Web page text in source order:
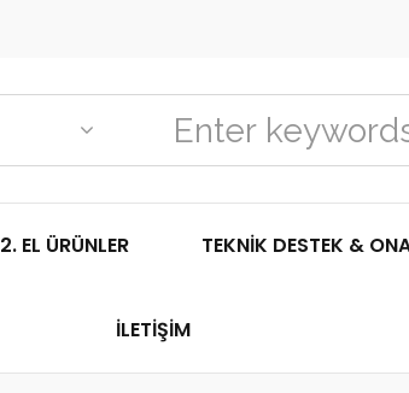
2. EL ÜRÜNLER TEKNIK DESTEK &
İLETIŞIM